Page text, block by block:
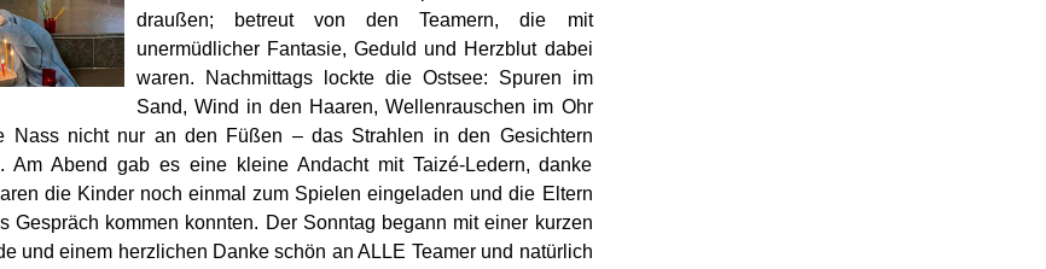
draußen; betreut von den Teamern, die mit
unermüdlicher Fantasie, Geduld und Herzblut dabei
waren. Nachmittags lockte die Ostsee: Spuren im
Sand, Wind in den Haaren, Wellenrauschen im Ohr
Nass nicht nur an den Füßen – das Strahlen in den Gesichtern
Am Abend gab es eine kleine Andacht mit Taizé-Ledern, danke
die Kinder noch einmal zum Spielen eingeladen und die Eltern
Gespräch kommen konnten. Der Sonntag begann mit einer kurzen
und einem herzlichen Danke schön an ALLE Teamer und natürlich